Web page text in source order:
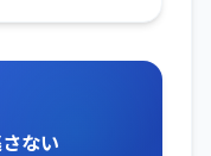
ない